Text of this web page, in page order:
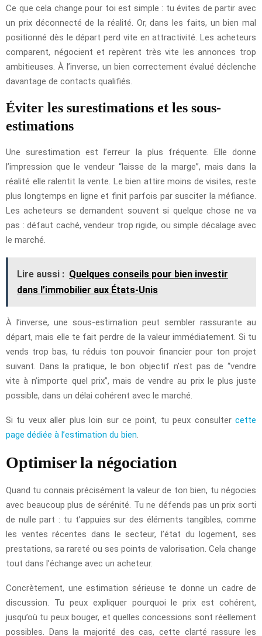
Ce que cela change pour toi est simple : tu évites de partir avec
un prix déconnecté de la réalité. Or, dans les faits, un bien mal
positionné dès le départ perd vite en attractivité. Les acheteurs
comparent, négocient et repèrent très vite les annonces trop
ambitieuses. À l’inverse, un bien correctement évalué déclenche
davantage de contacts qualifiés.
Éviter les surestimations et les sous-
estimations
Une surestimation est l’erreur la plus fréquente. Elle donne
l’impression que le vendeur “laisse de la marge”, mais dans la
réalité elle ralentit la vente. Le bien attire moins de visites, reste
plus longtemps en ligne et finit parfois par susciter la méfiance.
Les acheteurs se demandent souvent si quelque chose ne va
pas : défaut caché, vendeur trop rigide, ou simple décalage avec
le marché.
Lire aussi : Quelques conseils pour bien investir
dans l’immobilier aux États-Unis
À l’inverse, une sous-estimation peut sembler rassurante au
départ, mais elle te fait perdre de la valeur immédiatement. Si tu
vends trop bas, tu réduis ton pouvoir financier pour ton projet
suivant. Dans la pratique, le bon objectif n’est pas de “vendre
vite à n’importe quel prix”, mais de vendre au prix le plus juste
possible, dans un délai cohérent avec le marché.
Si tu veux aller plus loin sur ce point, tu peux consulter cette
page dédiée à l’estimation du bien
Optimiser la négociation
Quand tu connais précisément la valeur de ton bien, tu négocies
avec beaucoup plus de sérénité. Tu ne défends pas un prix sorti
de nulle part : tu t’appuies sur des éléments tangibles, comme
les ventes récentes dans le secteur, l’état du logement, ses
prestations, sa rareté ou ses points de valorisation. Cela change
tout dans l’échange avec un acheteur.
Concrètement, une estimation sérieuse te donne un cadre de
discussion. Tu peux expliquer pourquoi le prix est cohérent,
jusqu’où tu peux bouger, et quelles concessions sont réellement
possibles. Dans la majorité des cas, cette clarté rassure les